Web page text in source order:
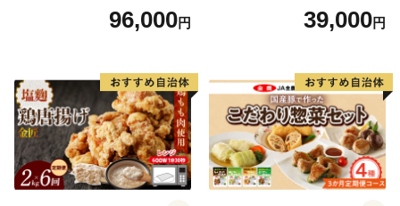
※本町から送付する返信用封筒の郵便番号とは異なりま
◆お礼の品について
◇住民票が都農町にある方は、お礼の品のお届けは対象
外です。
◇お届けしたお礼の品は確実にお受取りください。長期
不在等の寄附者様事由による返品交換、キャンセルはお
96,000円 39,000円